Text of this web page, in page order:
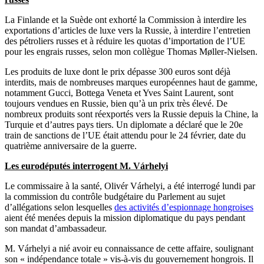
La Finlande et la Suède ont exhorté la Commission à interdire les
exportations d’articles de luxe vers la Russie, à interdire l’entretien
des pétroliers russes et à réduire les quotas d’importation de l’UE
pour les engrais russes, selon mon collègue Thomas Møller-Nielsen.
Les produits de luxe dont le prix dépasse 300 euros sont déjà
interdits, mais de nombreuses marques européennes haut de gamme,
notamment Gucci, Bottega Veneta et Yves Saint Laurent, sont
toujours vendues en Russie, bien qu’à un prix très élevé. De
nombreux produits sont réexportés vers la Russie depuis la Chine, la
Turquie et d’autres pays tiers. Un diplomate a déclaré que le 20e
train de sanctions de l’UE était attendu pour le 24 février, date du
quatrième anniversaire de la guerre.
Les eurodéputés interrogent M. Várhelyi
Le commissaire à la santé, Olivér Várhelyi, a été interrogé lundi par
la commission du contrôle budgétaire du Parlement au sujet
d’allégations selon lesquelles des activités d’espionnage hongroises
aient été menées depuis la mission diplomatique du pays pendant
son mandat d’ambassadeur.
M. Várhelyi a nié avoir eu connaissance de cette affaire, soulignant
son « indépendance totale » vis-à-vis du gouvernement hongrois. Il